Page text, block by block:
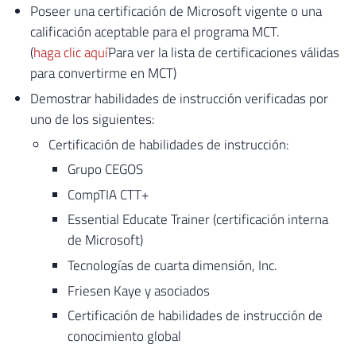
Poseer una certificación de Microsoft vigente o una
calificación aceptable para el programa MCT.
(haga clic aquíPara ver la lista de certificaciones válidas
para convertirme en MCT)
Demostrar habilidades de instrucción verificadas por
uno de los siguientes:
Certificación de habilidades de instrucción:
Grupo CEGOS
CompTIA CTT+
Essential Educate Trainer (certificación interna
de Microsoft)
Tecnologías de cuarta dimensión, Inc.
Friesen Kaye y asociados
Certificación de habilidades de instrucción de
conocimiento global